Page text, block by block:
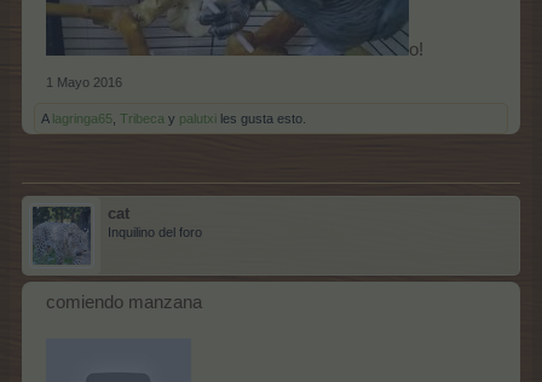
o!
1 Mayo 2016
A lagringa65 Tribeca y palutxi les gusta esto.
cat
Inquilino del foro
comiendo manzana